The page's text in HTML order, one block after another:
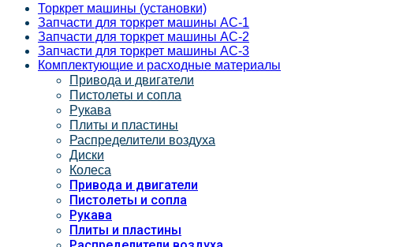
Торкрет машины (установки)
Запчасти для торкрет машины АС-1
Запчасти для торкрет машины АС-2
Запчасти для торкрет машины АС-3
Комплектующие и расходные материалы
Привода и двигатели
Пистолеты и сопла
Рукава
Плиты и пластины
Распределители воздуха
Диски
Колеса
Привода и двигатели
Пистолеты и сопла
Рукава
Плиты и пластины